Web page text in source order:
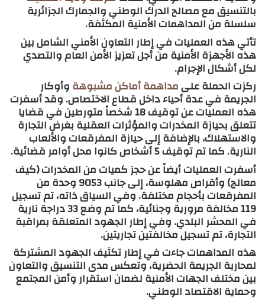
بالتنسيق مع مصالحالدرك الوطنيوالجمارك الجزائرية
سلسلة منالمداهمات الأمنيةالمكثفة.
تأتي هذه العمليات في إطار التعاون الأمني الشامل بين
هذه الأجهزة الأمنية من أجل تعزيزالأمن العاموالتصدي
لكل أشكال الإجرام.
ركزت الحملة علىمداهمة أماكن مشبوهةوأوكار
الجريمةفي عدة أحياء داخل قطاع الاختصاص. وقد أسفرت
هذه العمليات عن توقيف 18 شخصاً متورطين في قضايا
تتعلق بحيازةالمخدراتوالمؤثرات العقليةبغرض التجارة
والاستهلاك، بالإضافة إلى حيازةالمفرقعاتوالألعاب
النارية. كما تم توقيف 5 أشخاص كانوا محل أوامر قضائية.
أسفرت العمليات أيضاً عن حجز كميات منالمخدرات(كيف
معالج) وأقراص مهلوسة، إلى جانب 9053 وحدة من
المفرقعاتبأحجام مختلفة. وفي السياق ذاته، تم تسجيل
119 مخالفة مرورية وجنائية، كما تم وضع 33 دراجة نارية
في المحشر البلدي. وفي إطار الجهود المتعلقة بمراقبة
التجارة، تم تسجيل مخالفتين تجاريتين.
هذهالمداهماتجاءت في إطار تكثيف الجهود المشتركة
لمحاربةالجريمة الحضرية، وتعكس مدى التنسيق والتعاون
بين مختلف الجهات الأمنية لضمان استقرار وأمن المجتمع
وحمايةالاقتصاد الوطني.